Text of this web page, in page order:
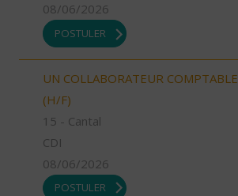
08/06/2026
POSTULER
UN COLLABORATEUR
(H/F)
15 - Cantal
CDI
08/06/2026
POSTULER